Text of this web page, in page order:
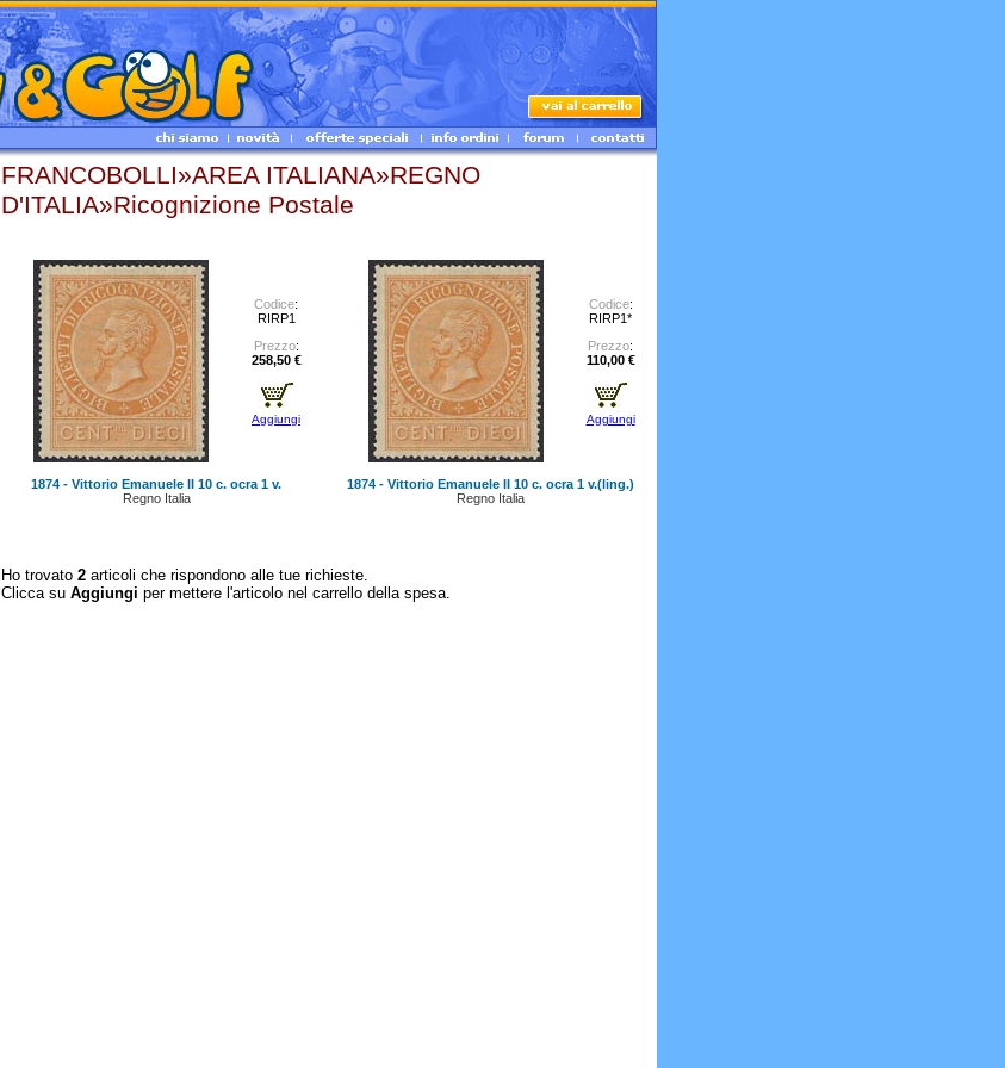
FRANCOBOLLI»AREA ITALIANA»REGNO
D'ITALIA»Ricognizione Postale
Codice:
RIRP1
Prezzo:
258,50 €
Aggiungi
1874 - Vittorio Emanuele II 10 c. ocra 1 v.
Regno Italia
Codice:
RIRP1*
Prezzo:
110,00 €
Aggiungi
1874 - Vittorio Emanuele II 10 c. ocra 1 v.(ling.)
Regno Italia
Ho trovato 2 articoli che rispondono alle tue richieste.
Clicca su Aggiungi per mettere l'articolo nel carrello della spesa.